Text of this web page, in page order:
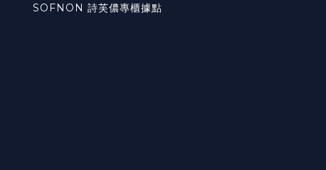
SOFNON 詩芙儂專櫃據點